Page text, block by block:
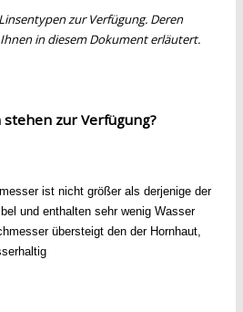
zur Verfügung. Deren
in diesem Dokument erläutert.
zur Verfügung?
ist nicht größer als derjenige der
und enthalten sehr wenig Wasser
übersteigt den der Hornhaut,